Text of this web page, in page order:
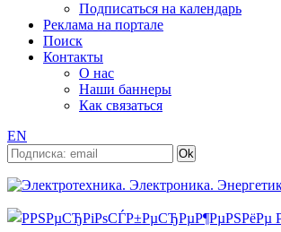
Подписаться на календарь
Реклама на портале
Поиск
Контакты
О нас
Наши баннеры
Как связаться
EN